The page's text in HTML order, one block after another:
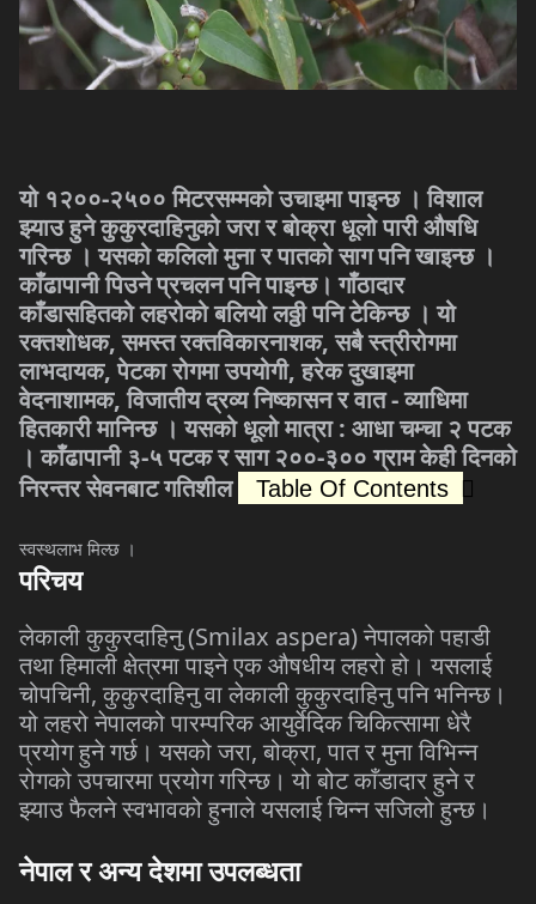
यो १२००-२५०० मिटरसम्मको उचाइमा पाइन्छ । विशाल
झ्याउ हुने कुकुरदाहिनुको जरा र बोक्रा धूलो पारी औषधि
गरिन्छ । यसको कलिलो मुना र पातको साग पनि खाइन्छ ।
काँढापानी पिउने प्रचलन पनि पाइन्छ। गाँठादार
काँडासहितको लहरोको बलियो लठ्ठी पनि टेकिन्छ । यो
रक्तशोधक, समस्त रक्तविकारनाशक, सबै स्त्रीरोगमा
लाभदायक, पेटका रोगमा उपयोगी, हरेक दुखाइमा
वेदनाशामक, विजातीय द्रव्य निष्कासन र वात - व्याधिमा
हितकारी मानिन्छ । यसको धूलो मात्रा : आधा चम्चा २ पटक
। काँढापानी ३-५ पटक र साग २००-३०० ग्राम केही दिनको
निरन्तर सेवनबाट गतिशील
Table Of Contents
स्वस्थलाभ मिल्छ ।
परिचय
लेकालीकुकुरदाहिनु(Smilax aspera)नेपालकोपहाडी
तथाहिमालीक्षेत्रमापाइनेएकऔषधीयलहरोहो। यसलाई
चोपचिनी,कुकुरदाहिनुवालेकालीकुकुरदाहिनुपनिभनिन्छ।
योलहरोनेपालकोपारम्परिकआयुर्वेदिकचिकित्सामा धेरै
प्रयोगहुनेगर्छ। यसकोजरा,बोक्रा,पातरमुनाविभिन्न
रोगकोउपचारमाप्रयोगगरिन्छ। योबोटकाँडादारहुनेर
झ्याउफैलनेस्वभावकोहुनालेयसलाईचिन्नसजिलोहुन्छ।
नेपालरअन्यदेशमाउपलब्धता